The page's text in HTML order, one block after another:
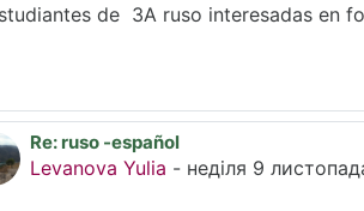
de 3A ruso interesadas en
У відповідь на Sastre Maria Josse
Re: ruso -español
Levanova Yulia - неділя 9